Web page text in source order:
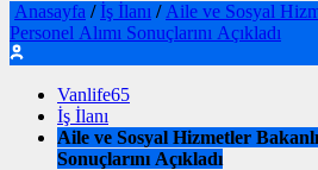
Anasayfa / İş İlanı / Aile ve Sosyal
Personel Alımı Sonuçlarını Açıkladı
Vanlife65
İş İlanı
Aile ve Sosyal Hizmetler
Sonuçlarını Açıkladı